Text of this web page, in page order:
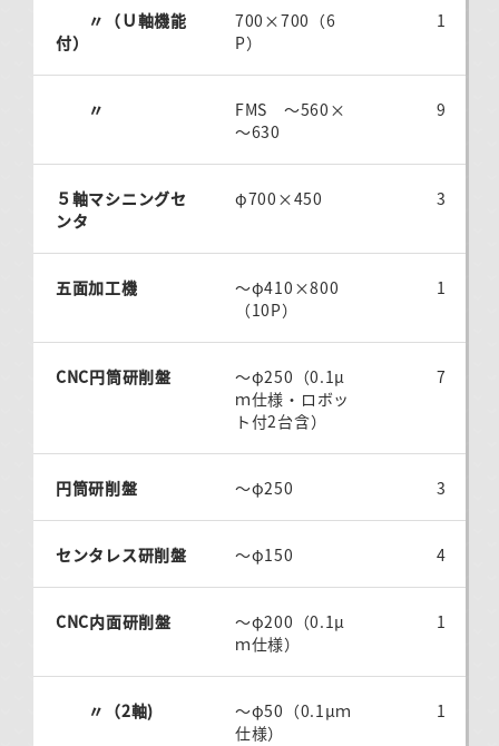
〃（Ｕ軸機能
付）
700×700（6
P）
1
〃
FMS ～560×
～630
9
５軸マシニングセ
ンタ
φ700×450 3
五面加工機
～φ410×800
（10P）
1
CNC円筒研削盤
～φ250（0.1μ
ｍ仕様・ロボッ
ト付2台含）
7
円筒研削盤 ～φ250 3
センタレス研削盤 ～φ150 4
CNC内面研削盤
～φ200（0.1μ
ｍ仕様）
1
〃（2軸)
～φ50（0.1μｍ
仕様）
1